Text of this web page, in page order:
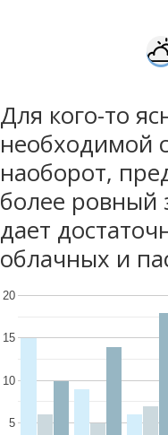
Для кого-то
необходимой
наоборот,
более ровный
дает
облачных и
5
10
15
20